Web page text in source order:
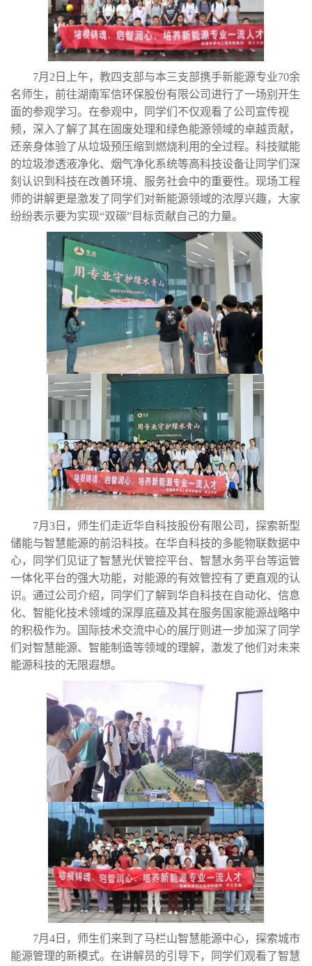
7月2日上午，教四支部与本三支部携手新能源专业70余
名师生，前往湖南军信环保股份有限公司进行了一场别开生
面的参观学习。在参观中，同学们不仅观看了公司宣传视
频，深入了解了其在固废处理和绿色能源领域的卓越贡献，
还亲身体验了从垃圾预压缩到燃烧利用的全过程。科技赋能
的垃圾渗透液净化、烟气净化系统等高科技设备让同学们深
刻认识到科技在改善环境、服务社会中的重要性。现场工程
师的讲解更是激发了同学们对新能源领域的浓厚兴趣，大家
纷纷表示要为实现“双碳”目标贡献自己的力量。
7月3日，师生们走近华自科技股份有限公司，探索新型
储能与智慧能源的前沿科技。在华自科技的多能物联数据中
心，同学们见证了智慧光伏管控平台、智慧水务平台等运管
一体化平台的强大功能，对能源的有效管控有了更直观的认
识。通过公司介绍，同学们了解到华自科技在自动化、信息
化、智能化技术领域的深厚底蕴及其在服务国家能源战略中
的积极作为。国际技术交流中心的展厅则进一步加深了同学
们对智慧能源、智能制造等领域的理解，激发了他们对未来
能源科技的无限遐想。
7月4日，师生们来到了马栏山智慧能源中心，探索城市
能源管理的新模式。在讲解员的引导下，同学们观看了智慧